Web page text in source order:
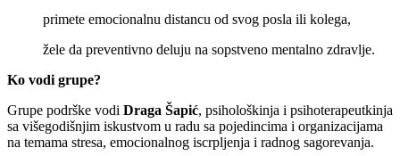
primete emocionalnu distancu od svog posla ili kolega,
žele da preventivno deluju na sopstveno mentalno zdravlje.
Ko vodi grupe?
Grupe podrške vodi Draga Šapić, psihološkinja i psihoterapeutkinja
sa višegodišnjim iskustvom u radu sa pojedincima i organizacijama
na temama stresa, emocionalnog iscrpljenja i radnog sagorevanja.